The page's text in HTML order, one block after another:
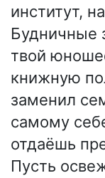
институт,
Будничные
твой
книжную
заменил
самому
отдаёшь
Пусть